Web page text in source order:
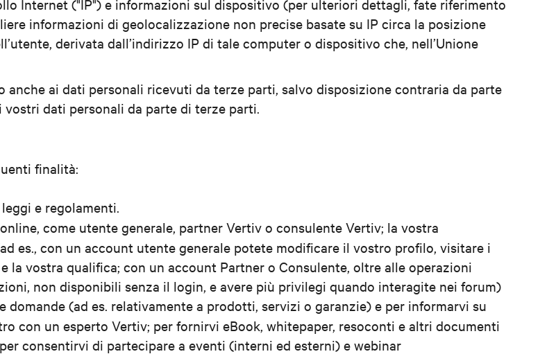
Internet ("IP") e informazioni sul dispositivo (per ulteriori dettagli, fate riferimento
informazioni di geolocalizzazione non precise basate su IP circa la posizione
derivata dall’indirizzo IP di tale computer o dispositivo che, nell’Unione
ai dati personali ricevuti da terze parti, salvo disposizione contraria da parte
dati personali da parte di terze parti.
finalità:
e regolamenti.
come utente generale, partner Vertiv o consulente Vertiv; la vostra
es., con un account utente generale potete modificare il vostro profilo, visitare i
la vostra qualifica; con un account Partner o Consulente, oltre alle operazioni
non disponibili senza il login, e avere più privilegi quando interagite nei forum)
domande (ad es. relativamente a prodotti, servizi o garanzie) e per informarvi su
con un esperto Vertiv; per fornirvi eBook, whitepaper, resoconti e altri documenti
consentirvi di partecipare a eventi (interni ed esterni) e webinar